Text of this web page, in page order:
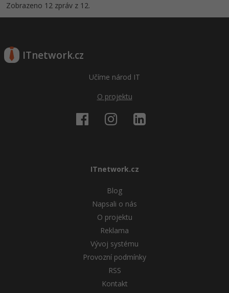
Zobrazeno 12 zpráv z 12.
ITnetwork.cz
Učíme národ IT
O projektu
ITnetwork.cz
Blog
Napsali o nás
O projektu
Reklama
Vývoj systému
Provozní podmínky
RSS
Kontakt